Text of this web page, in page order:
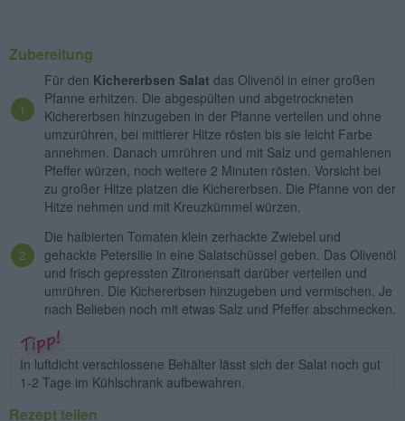
Zubereitung
Für den Kichererbsen Salat das Olivenöl in einer großen
Pfanne erhitzen. Die abgespülten und abgetrockneten
Kichererbsen hinzugeben in der Pfanne verteilen und ohne
umzurühren, bei mittlerer Hitze rösten bis sie leicht Farbe
annehmen. Danach umrühren und mit Salz und gemahlenen
Pfeffer würzen, noch weitere 2 Minuten rösten. Vorsicht bei
zu großer Hitze platzen die Kichererbsen. Die Pfanne von der
Hitze nehmen und mit Kreuzkümmel würzen.
Die halbierten Tomaten klein zerhackte Zwiebel und
gehackte Petersilie in eine Salatschüssel geben. Das Olivenöl
und frisch gepressten Zitronensaft darüber verteilen und
umrühren. Die Kichererbsen hinzugeben und vermischen. Je
nach Belieben noch mit etwas Salz und Pfeffer abschmecken.
In luftdicht verschlossene Behälter lässt sich der Salat noch gut
1-2 Tage im Kühlschrank aufbewahren.
Rezept teilen